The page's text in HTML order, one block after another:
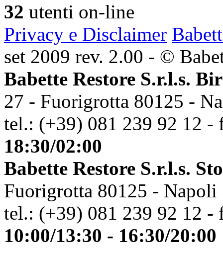
32 utenti on-line
Privacy e Disclaimer
set 2009 rev. 2.00 - ©
Babette Restore S.r.l.s.
27 - Fuorigrotta 80125 -
tel.: (+39) 081 239 92 12 -
18:30/02:00
Babette Restore S.r.l.s.
Fuorigrotta 80125 - Napoli
tel.: (+39) 081 239 92 12 -
10:00/13:30 - 16:30/20:00